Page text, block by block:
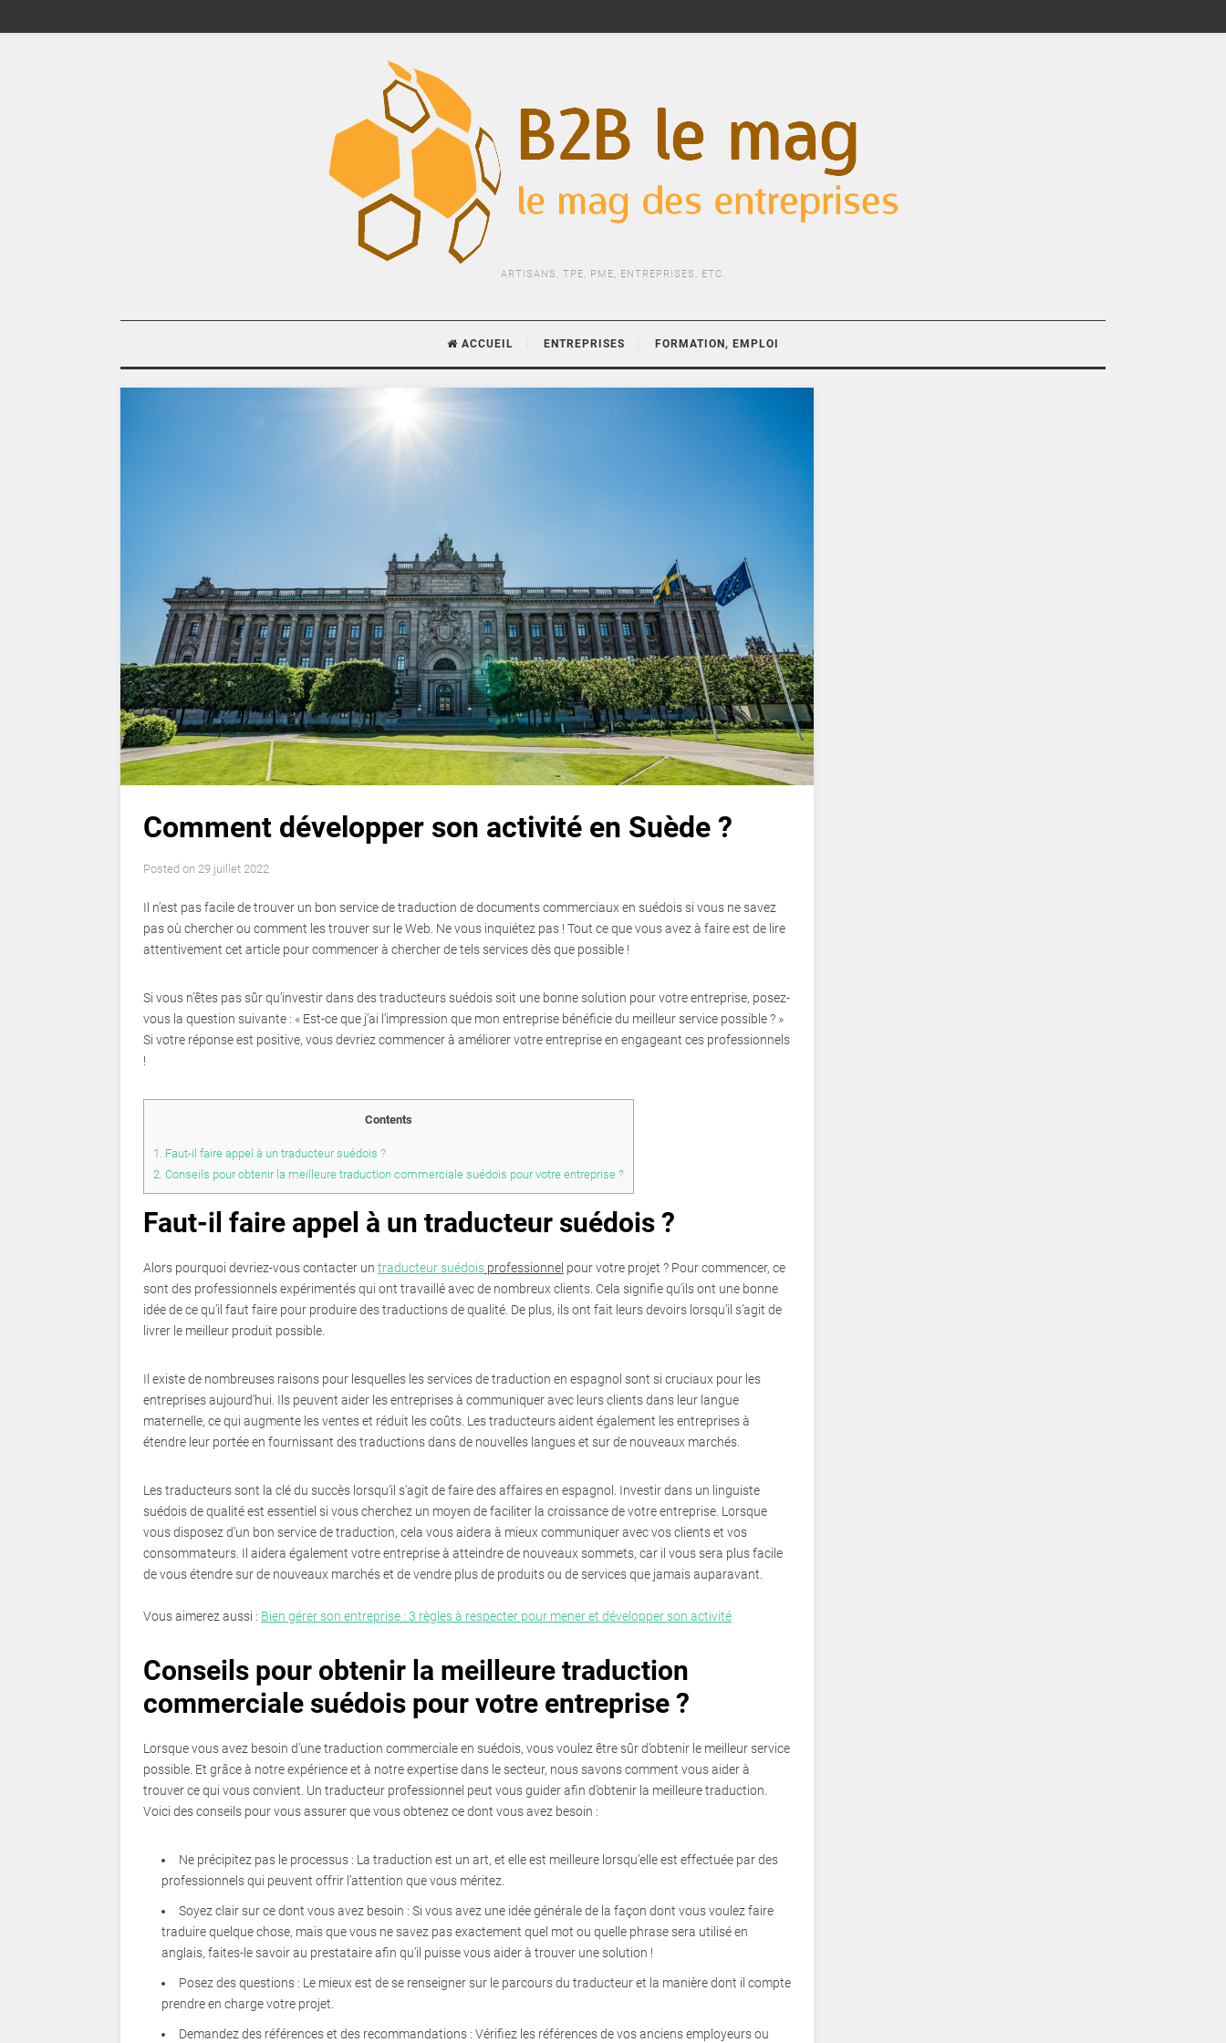
ARTISANS, TPE, PME, ENTREPRISES, ETC.
ACCUEIL ENTREPRISES FORMATION, EMPLOI
Comment développer son activité en Suède ?
Posted on 29 juillet 2022
Il n’est pas facile de trouver un bon service de traduction de documents commerciaux en suédois si vous ne savez
pas où chercher ou comment les trouver sur le Web. Ne vous inquiétez pas ! Tout ce que vous avez à faire est de lire
attentivement cet article pour commencer à chercher de tels services dès que possible !
Si vous n’êtes pas sûr qu’investir dans des traducteurs suédois soit une bonne solution pour votre entreprise, posez-
vous la question suivante : « Est-ce que j’ai l’impression que mon entreprise bénéficie du meilleur service possible ? »
Si votre réponse est positive, vous devriez commencer à améliorer votre entreprise en engageant ces professionnels
!
Contents
1. Faut-il faire appel à un traducteur suédois ?
2. Conseils pour obtenir la meilleure traduction commerciale suédois pour votre entreprise ?
Faut-il faire appel à un traducteur suédois ?
Alors pourquoi devriez-vous contacter un traducteur suédois professionnel pour votre projet ? Pour commencer, ce
sont des professionnels expérimentés qui ont travaillé avec de nombreux clients. Cela signifie qu’ils ont une bonne
idée de ce qu’il faut faire pour produire des traductions de qualité. De plus, ils ont fait leurs devoirs lorsqu’il s’agit de
livrer le meilleur produit possible.
Il existe de nombreuses raisons pour lesquelles les services de traduction en espagnol sont si cruciaux pour les
entreprises aujourd’hui. Ils peuvent aider les entreprises à communiquer avec leurs clients dans leur langue
maternelle, ce qui augmente les ventes et réduit les coûts. Les traducteurs aident également les entreprises à
étendre leur portée en fournissant des traductions dans de nouvelles langues et sur de nouveaux marchés.
Les traducteurs sont la clé du succès lorsqu’il s’agit de faire des affaires en espagnol. Investir dans un linguiste
suédois de qualité est essentiel si vous cherchez un moyen de faciliter la croissance de votre entreprise. Lorsque
vous disposez d’un bon service de traduction, cela vous aidera à mieux communiquer avec vos clients et vos
consommateurs. Il aidera également votre entreprise à atteindre de nouveaux sommets, car il vous sera plus facile
de vous étendre sur de nouveaux marchés et de vendre plus de produits ou de services que jamais auparavant.
Vous aimerez aussi : Bien gérer son entreprise : 3 règles à respecter pour mener et développer son activité
Conseils pour obtenir la meilleure traduction
commerciale suédois pour votre entreprise ?
Lorsque vous avez besoin d’une traduction commerciale en suédois, vous voulez être sûr d’obtenir le meilleur service
possible. Et grâce à notre expérience et à notre expertise dans le secteur, nous savons comment vous aider à
trouver ce qui vous convient. Un traducteur professionnel peut vous guider afin d’obtenir la meilleure traduction.
Voici des conseils pour vous assurer que vous obtenez ce dont vous avez besoin :
Ne précipitez pas le processus : La traduction est un art, et elle est meilleure lorsqu’elle est effectuée par des
professionnels qui peuvent offrir l’attention que vous méritez.
Soyez clair sur ce dont vous avez besoin : Si vous avez une idée générale de la façon dont vous voulez faire
traduire quelque chose, mais que vous ne savez pas exactement quel mot ou quelle phrase sera utilisé en
anglais, faites-le savoir au prestataire afin qu’il puisse vous aider à trouver une solution !
Posez des questions : Le mieux est de se renseigner sur le parcours du traducteur et la manière dont il compte
prendre en charge votre projet.
Demandez des références et des recommandations : Vérifiez les références de vos anciens employeurs ou